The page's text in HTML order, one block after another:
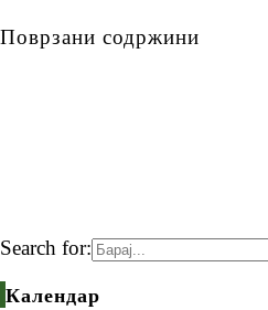
Поврзани содржини
Search for:
Календар